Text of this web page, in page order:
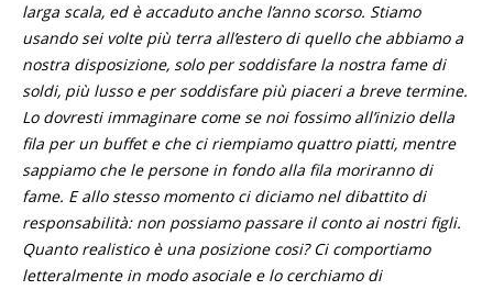
larga scala, ed è accaduto anche l’anno scorso. Stiamo
usando sei volte più terra all’estero di quello che abbiamo a
nostra disposizione, solo per soddisfare la nostra fame di
soldi, più lusso e per soddisfare più piaceri a breve termine.
Lo dovresti immaginare come se noi fossimo all’inizio della
fila per un buffet e che ci riempiamo quattro piatti, mentre
sappiamo che le persone in fondo alla fila moriranno di
fame. E allo stesso momento ci diciamo nel dibattito di
responsabilità: non possiamo passare il conto ai nostri figli.
Quanto realistico è una posizione cosi? Ci comportiamo
letteralmente in modo asociale e lo cerchiamo di